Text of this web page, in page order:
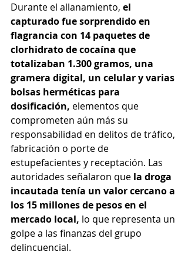
Durante el allanamiento, el
capturado fue sorprendido en
flagrancia con 14 paquetes de
clorhidrato de cocaína que
totalizaban 1.300 gramos, una
gramera digital, un celular y varias
bolsas herméticas para
dosificación, elementos que
comprometen aún más su
responsabilidad en delitos de tráfico,
fabricación o porte de
estupefacientes y receptación. Las
autoridades señalaron que la droga
incautada tenía un valor cercano a
los 15 millones de pesos en el
mercado local, lo que representa un
golpe a las finanzas del grupo
delincuencial.